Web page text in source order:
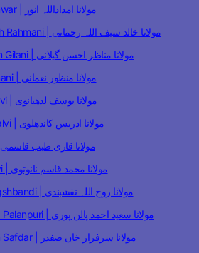
Maulana Imdadullah Anwar | مولانا امداداللہ انور
Maulana Khalid Saifullah Rahmani | مولانا خالد سیف اللہ رحمانی
Maulana Manazir Ahsan Gilani | مولانا مناظر احسن گیلانی
Maulana Manzoor Nomani | مولانا منظور نعمانی
Maulana Yusuf Ludhianvi | مولانا یوسف لدھیانوی
Maulana Idrees Kandhalvi | مولانا ادریس کاندھلوی
Maulana Qari Tayyab | مولانا قاری طیب قاسمی
Maulana Qasim Nanotvi | مولانا محمد قاسم نانوتوی
Maulana Roohullah Naqshbandi | مولانا روح اللہ نقشبندی
Maulana Saeed Ahmad Palanpuri | مولانا سعید احمد پالن پوری
Maulana Sarfaraz Khan Safdar | مولانا سرفراز خان صفدر